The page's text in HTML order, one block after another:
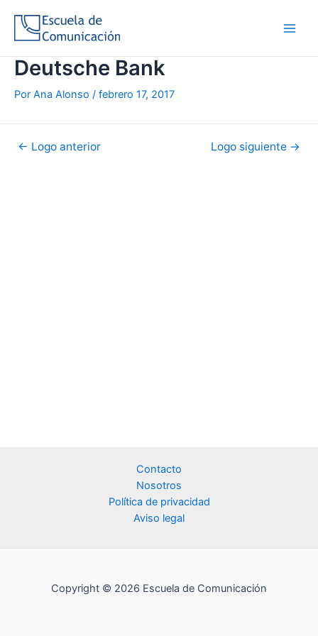
contenido
Deutsche Bank
Por Ana Alonso / febrero 17, 2017
Navegación
← Logo anterior Logo siguiente →
Contacto
Nosotros
Política de privacidad
Aviso legal
Copyright © 2026 Escuela de Comunicación